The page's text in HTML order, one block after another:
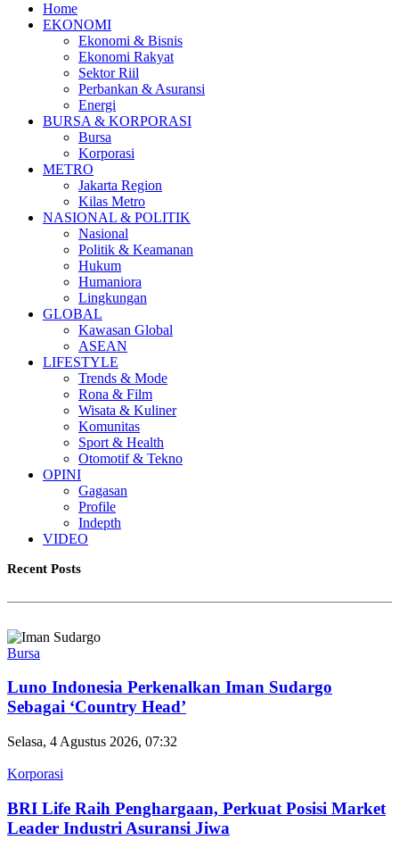
Home
EKONOMI
Ekonomi & Bisnis
Ekonomi Rakyat
Sektor Riil
Perbankan & Asuransi
Energi
BURSA & KORPORASI
Bursa
Korporasi
METRO
Jakarta Region
Kilas Metro
NASIONAL & POLITIK
Nasional
Politik & Keamanan
Hukum
Humaniora
Lingkungan
GLOBAL
Kawasan Global
ASEAN
LIFESTYLE
Trends & Mode
Rona & Film
Wisata & Kuliner
Komunitas
Sport & Health
Otomotif & Tekno
OPINI
Gagasan
Profile
Indepth
VIDEO
Recent Posts
Bursa
Luno Indonesia Perkenalkan Iman Sudargo
Sebagai ‘Country Head’
Selasa, 4 Agustus 2026, 07:32
Korporasi
BRI Life Raih Penghargaan, Perkuat Posisi Market
Leader Industri Asuransi Jiwa